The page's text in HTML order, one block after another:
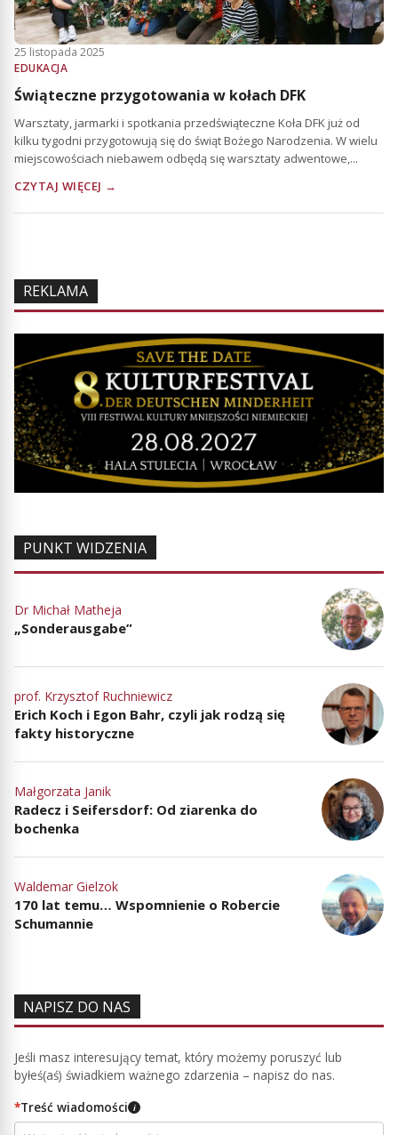
25 listopada 2025
EDUKACJA
Świąteczne przygotowania w kołach DFK
Warsztaty, jarmarki i spotkania przedświąteczne Koła DFK już od
kilku tygodni przygotowują się do świąt Bożego Narodzenia. W wielu
miejscowościach niebawem odbędą się warsztaty adwentowe,...
CZYTAJ WIĘCEJ →
REKLAMA
PUNKT WIDZENIA
Dr Michał Matheja
„Sonderausgabe”
prof. Krzysztof Ruchniewicz
Erich Koch i Egon Bahr, czyli jak rodzą się
fakty historyczne
Małgorzata Janik
Radecz i Seifersdorf: Od ziarenka do
bochenka
Waldemar Gielzok
170 lat temu… Wspomnienie o Robercie
Schumannie
NAPISZ DO NAS
Jeśli masz interesujący temat, który możemy poruszyć lub
byłeś(aś) świadkiem ważnego zdarzenia – napisz do nas.
*Treść wiadomości i